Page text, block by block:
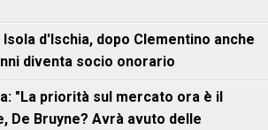
Isola d'Ischia, dopo Clementino anche
diventa socio onorario
"La priorità sul mercato ora è il
De Bruyne? Avrà avuto delle